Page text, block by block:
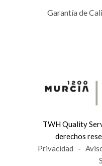
Garantía de
TWH Quality
derechos
Privacidad -